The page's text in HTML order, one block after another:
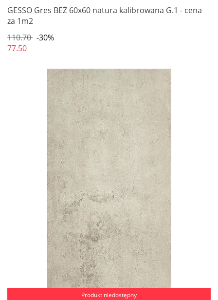
GESSO Gres BEŻ 60x60 natura kalibrowana G.1 - cena
za 1m2
110.70 -30%
77.50
Produkt niedostępny